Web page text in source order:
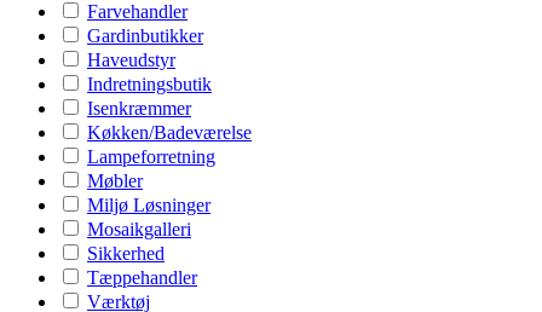
Farvehandler
Gardinbutikker
Haveudstyr
Indretningsbutik
Isenkræmmer
Køkken/Badeværelse
Lampeforretning
Møbler
Miljø Løsninger
Mosaikgalleri
Sikkerhed
Tæppehandler
Værktøj